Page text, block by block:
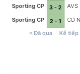
Sporting CP 3 - 2
AVS
Sporting CP
2 - 1
CD
Đã qua
Kế tiếp